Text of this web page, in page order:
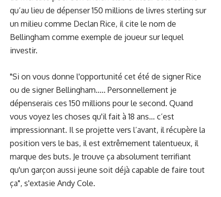
qu’au lieu de dépenser 150 millions de livres sterling sur
un milieu comme Declan Rice, il cite le nom de
Bellingham comme exemple de joueur sur lequel
investir.
"Si on vous donne l'opportunité cet été de signer Rice
ou de signer Bellingham..... Personnellement je
dépenserais ces 150 millions pour le second. Quand
vous voyez les choses qu'il fait à 18 ans… c’est
impressionnant. Il se projette vers l’avant, il récupère la
position vers le bas, il est extrêmement talentueux, il
marque des buts. Je trouve ça absolument terrifiant
qu'un garçon aussi jeune soit déjà capable de faire tout
ça", s'extasie Andy Cole.